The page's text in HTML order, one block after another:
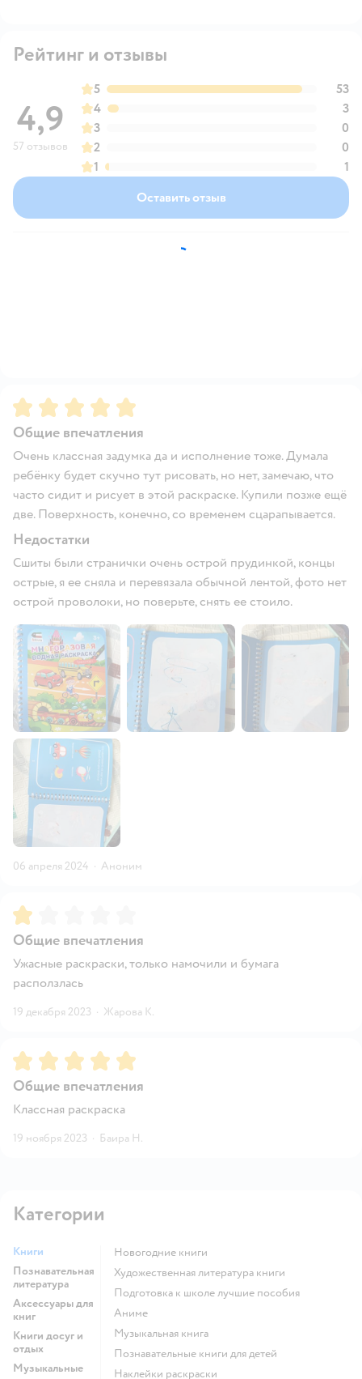
Рейтинг и отзывы
4,9
57 отзывов
5
53
4
3
3
0
2
0
1
1
Оставить отзыв
Рейтинг:5
Общие впечатления
Очень классная задумка да и исполнение тоже. Думала
ребёнку будет скучно тут рисовать, но нет, замечаю, что
часто сидит и рисует в этой раскраске. Купили позже ещё
две. Поверхность, конечно, со временем сцарапывается.
Недостатки
Сшиты были странички очень острой прудинкой, концы
острые, я ее сняла и перевязала обычной лентой, фото нет
острой проволоки, но поверьте, снять ее стоило.
06 апреля 2024 · Аноним
Рейтинг:
Общие впечатления
Ужасные раскраски, только намочили и бумага
расползлась
19 декабря 2023 · Жарова К.
Рейтинг:5
Общие впечатления
Классная раскраска
19 ноября 2023 · Баира Н.
Категории
Книги
Познавательная
литература
Аксессуары для
книг
Книги досуг и
отдых
Музыкальные
новогодние книги
художественная литература книги
подготовка к школе лучшие пособия
Аниме
музыкальная книга
познавательные книги для детей
наклейки раскраски